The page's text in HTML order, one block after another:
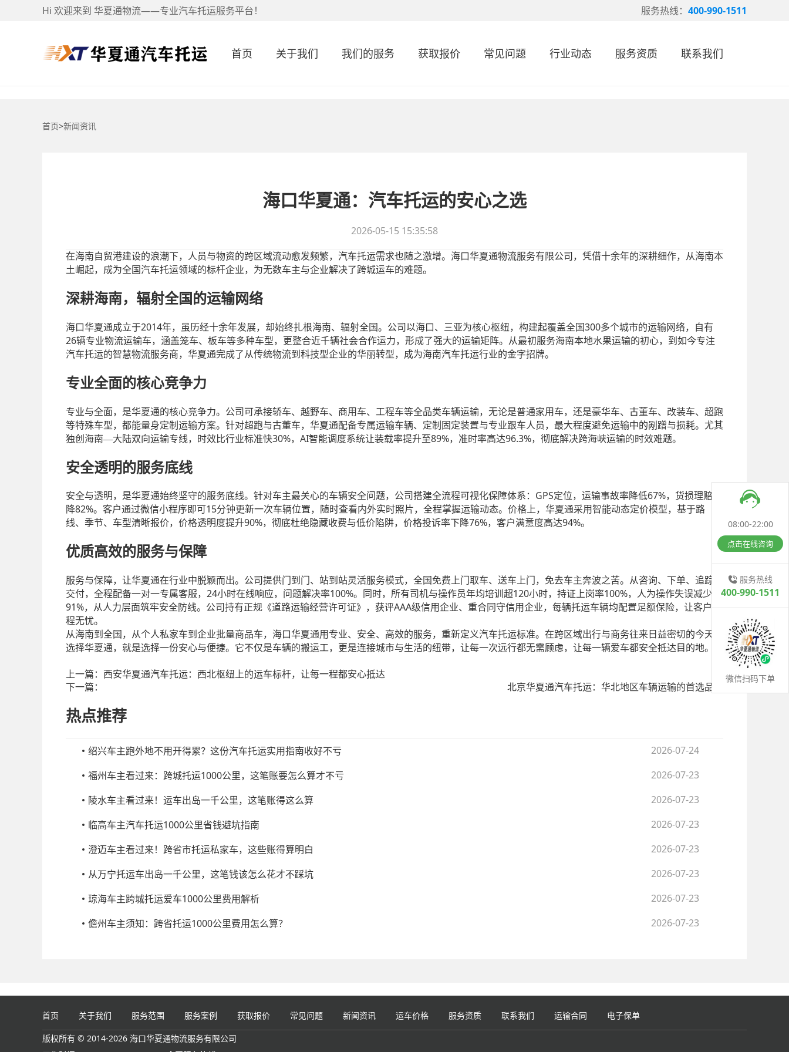
Hi 欢迎来到 华夏通物流——专业汽车托运服务平台！ 服务热线： 400-990-1511
首页 关于我们 我们的服务 获取报价 常见问题 行业动态 服务资质 联系我们
首页>新闻资讯
海口华夏通：汽车托运的安心之选
2026-05-15 15:35:58
在海南自贸港建设的浪潮下，人员与物资的跨区域流动愈发频繁，汽车托运需求也随之激增。海口华夏通物流服务有限公司，凭借十余年的深耕细作，从海南本
土崛起，成为全国汽车托运领域的标杆企业，为无数车主与企业解决了跨城运车的难题。
深耕海南，辐射全国的运输网络
海口华夏通成立于2014年，虽历经十余年发展，却始终扎根海南、辐射全国。公司以海口、三亚为核心枢纽，构建起覆盖全国300多个城市的运输网络，自有
26辆专业物流运输车，涵盖笼车、板车等多种车型，更整合近千辆社会合作运力，形成了强大的运输矩阵。从最初服务海南本地水果运输的初心，到如今专注
汽车托运的智慧物流服务商，华夏通完成了从传统物流到科技型企业的华丽转型，成为海南汽车托运行业的金字招牌。
专业全面的核心竞争力
专业与全面，是华夏通的核心竞争力。公司可承接轿车、越野车、商用车、工程车等全品类车辆运输，无论是普通家用车，还是豪华车、古董车、改装车、超跑
等特殊车型，都能量身定制运输方案。针对超跑与古董车，华夏通配备专属运输车辆、定制固定装置与专业跟车人员，最大程度避免运输中的剐蹭与损耗。尤其
独创海南—大陆双向运输专线，时效比行业标准快30%， AI智能调度系统让装载率提升至89%，准时率高达96.3%，彻底解决跨海峡运输的时效难题。
安全透明的服务底线
安全与透明，是华夏通始终坚守的服务底线。针对车主最关心的车辆安全问题，公司搭建全流程可视化保障体系： GPS定位，运输事故率降低67%，货损理赔下
降82%。客户通过微信小程序即可15分钟更新一次车辆位置，随时查看内外实时照片，全程掌握运输动态。价格上，华夏通采用智能动态定价模型，基于路
线、季节、车型清晰报价，价格透明度提升90%，彻底杜绝隐藏收费与低价陷阱，价格投诉率下降76%，客户满意度高达94%。
优质高效的服务与保障
服务与保障，让华夏通在行业中脱颖而出。公司提供门到门、站到站灵活服务模式，全国免费上门取车、送车上门，免去车主奔波之苦。从咨询、下单、追踪到
交付，全程配备一对一专属客服， 24小时在线响应，问题解决率100%。同时，所有司机与操作员年均培训超120小时，持证上岗率100%，人为操作失误减少
91%，从人力层面筑牢安全防线。公司持有正规《道路运输经营许可证》，获评AAA级信用企业、重合同守信用企业，每辆托运车辆均配置足额保险，让客户全
程无忧。
从海南到全国，从个人私家车到企业批量商品车，海口华夏通用专业、安全、高效的服务，重新定义汽车托运标准。在跨区域出行与商务往来日益密切的今天，
选择华夏通，就是选择一份安心与便捷。它不仅是车辆的搬运工，更是连接城市与生活的纽带，让每一次远行都无需顾虑，让每一辆爱车都安全抵达目的地。
上一篇： 西安华夏通汽车托运：西北枢纽上的运车标杆，让每一程都安心抵达
下一篇：
北京华夏通汽车托运：华北地区车辆运输的首选品牌
热点推荐
绍兴车主跑外地不用开得累？这份汽车托运实用指南收好不亏
2026-07-24
福州车主看过来：跨城托运1000公里，这笔账要怎么算才不亏
2026-07-23
陵水车主看过来！运车出岛一千公里，这笔账得这么算
2026-07-23
临高车主汽车托运1000公里省钱避坑指南
2026-07-23
澄迈车主看过来！跨省市托运私家车，这些账得算明白
2026-07-23
从万宁托运车出岛一千公里，这笔钱该怎么花才不踩坑
2026-07-23
琼海车主跨城托运爱车1000公里费用解析
2026-07-23
儋州车主须知：跨省托运1000公里费用怎么算？
2026-07-23
首页 关于我们 服务范围 服务案例 获取报价 常见问题 新闻资讯 运车价格 服务资质 联系我们 运输合同 电子保单
版权所有 © 2014-2026 海口华夏通物流服务有限公司
08:00-22:00
点击在线咨询
服务热线
400-990-1511
微信扫码下单